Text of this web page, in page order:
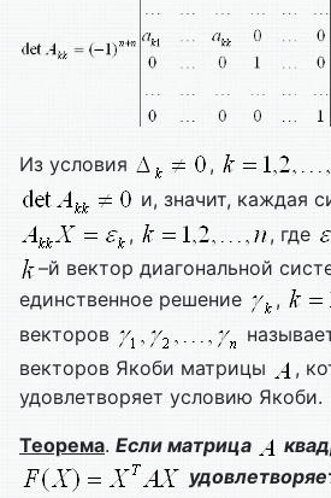
Из условия ,
и, значит, каждая
,
, где
–й вектор диагональной
единственное решение
,
векторов
векторов Якоби матрицы
,
удовлетворяет условию Якоби.
Теорема. Если матрица